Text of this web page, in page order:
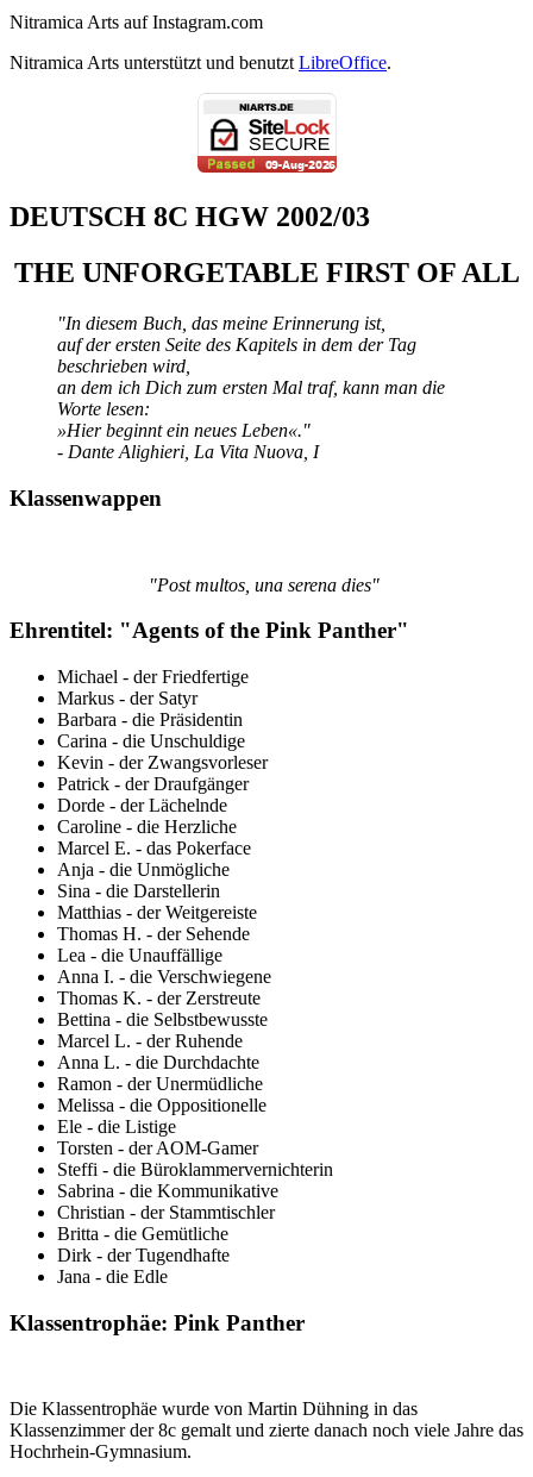
Nitramica Arts auf Instagram.com
Nitramica Arts unterstützt und benutztLibreOffice.
DEUTSCH 8C HGW 2002/03
THE UNFORGETABLE FIRST OF ALL
"In diesem Buch, das meine Erinnerung ist,
auf der ersten Seite des Kapitels in dem der Tag
beschrieben wird,
an dem ich Dich zum ersten Mal traf, kann man die
Worte lesen:
»Hier beginnt ein neues Leben«."
- Dante Alighieri, La Vita Nuova, I
Klassenwappen
"Post multos, una serena dies"
Ehrentitel: "Agents of the Pink Panther"
Michael - der Friedfertige
Markus - der Satyr
Barbara - die Präsidentin
Carina - die Unschuldige
Kevin - der Zwangsvorleser
Patrick - der Draufgänger
Dorde - der Lächelnde
Caroline - die Herzliche
Marcel E. - das Pokerface
Anja - die Unmögliche
Sina - die Darstellerin
Matthias - der Weitgereiste
Thomas H. - der Sehende
Lea - die Unauffällige
Anna I. - die Verschwiegene
Thomas K. - der Zerstreute
Bettina - die Selbstbewusste
Marcel L. - der Ruhende
Anna L. - die Durchdachte
Ramon - der Unermüdliche
Melissa - die Oppositionelle
Ele - die Listige
Torsten - der AOM-Gamer
Steffi - die Büroklammervernichterin
Sabrina - die Kommunikative
Christian - der Stammtischler
Britta - die Gemütliche
Dirk - der Tugendhafte
Jana - die Edle
Klassentrophäe: Pink Panther
Die Klassentrophäe wurde von Martin Dühning in das
Klassenzimmer der 8c gemalt und zierte danach noch viele Jahre das
Hochrhein-Gymnasium.